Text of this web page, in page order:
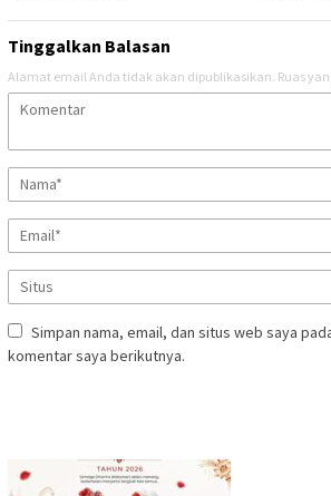
Tinggalkan Balasan
Alamat email Anda tidak akan dipublikasikan. Ruas
Simpan nama, email, dan situs web saya
komentar saya berikutnya.